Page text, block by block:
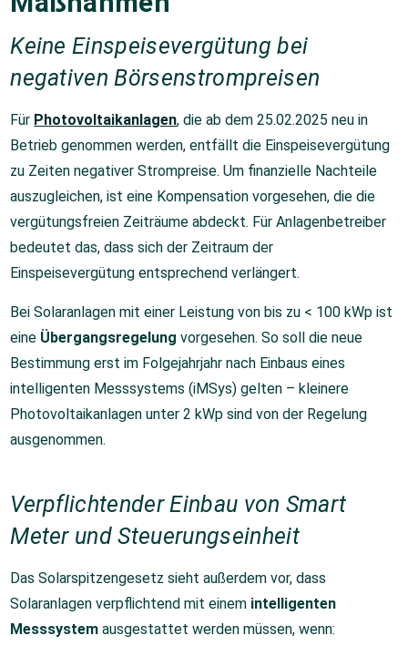
Keine Einspeisevergütung bei
negativen Börsenstrompreisen
Für Photovoltaikanlagen, die ab dem 25.02.2025 neu in
Betrieb genommen werden, entfällt die Einspeisevergütung
zu Zeiten negativer Strompreise. Um finanzielle Nachteile
auszugleichen, ist eine Kompensation vorgesehen, die die
vergütungsfreien Zeiträume abdeckt. Für Anlagenbetreiber
bedeutet das, dass sich der Zeitraum der
Einspeisevergütung entsprechend verlängert.
Bei Solaranlagen mit einer Leistung von bis zu < 100 kWp ist
eine Übergangsregelung vorgesehen. So soll die neue
Bestimmung erst im Folgejahrjahr nach Einbaus eines
intelligenten Messsystems (iMSys) gelten – kleinere
Photovoltaikanlagen unter 2 kWp sind von der Regelung
ausgenommen.
Verpflichtender Einbau von Smart
Meter und Steuerungseinheit
Das Solarspitzengesetz sieht außerdem vor, dass
Solaranlagen verpflichtend mit einem intelligenten
Messsystem ausgestattet werden müssen, wenn: